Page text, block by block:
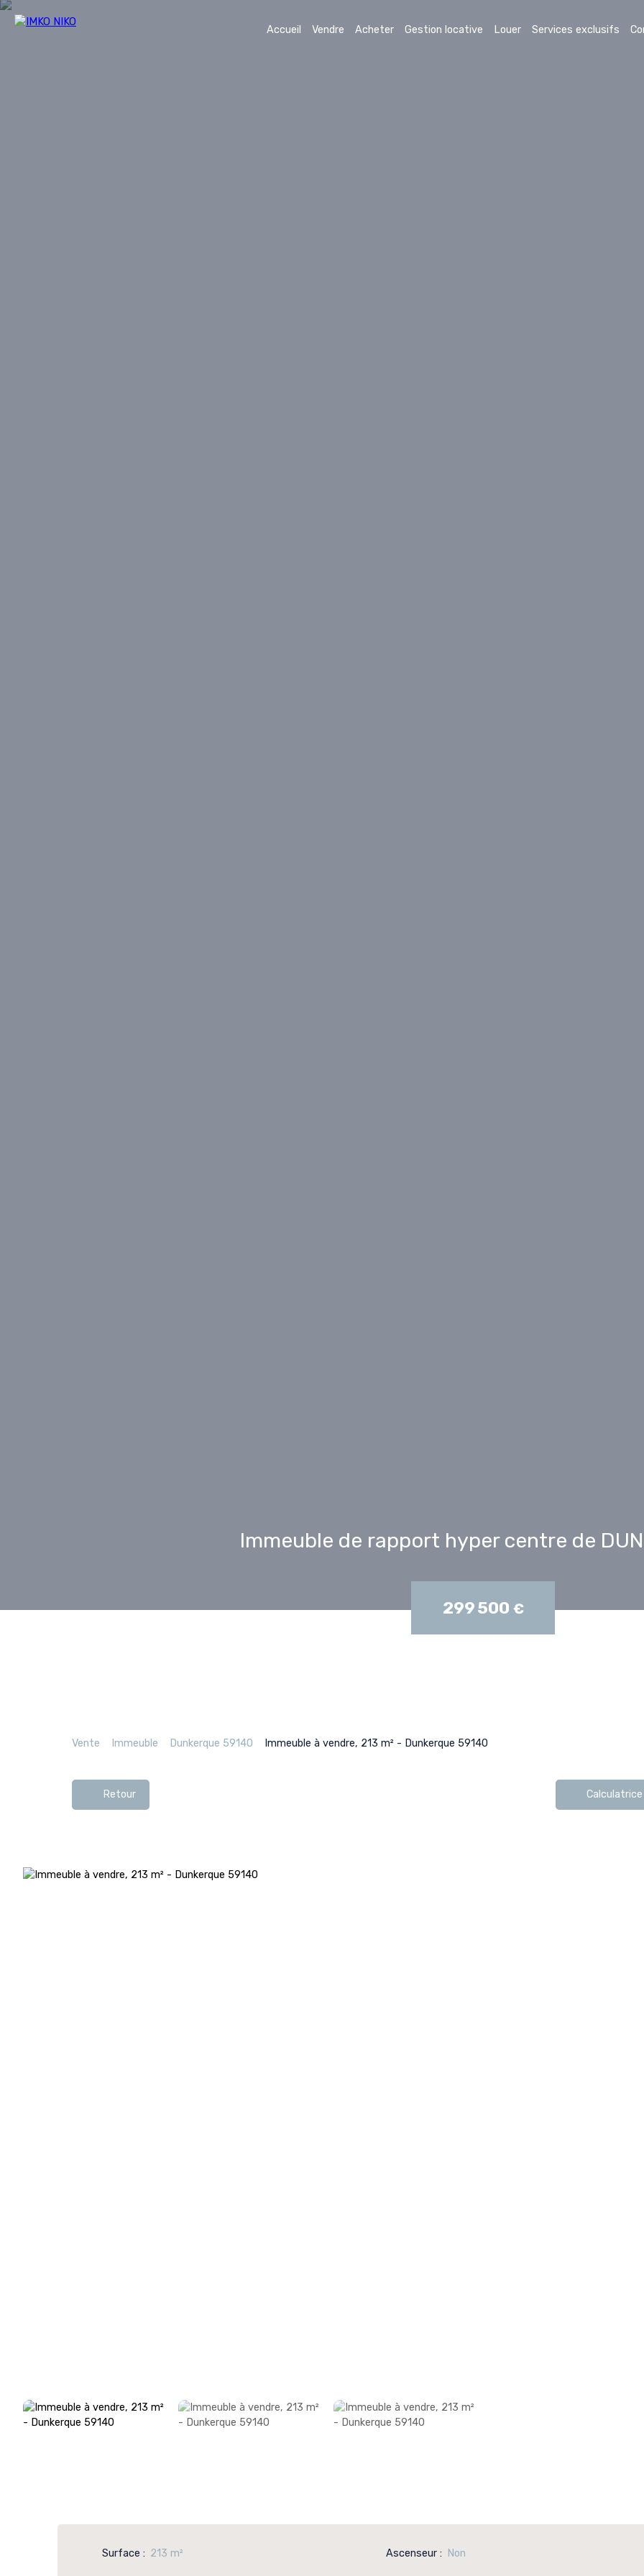
Accueil Vendre Acheter Gestion locative Louer Services exclusifs
Immeuble de rapport hyper centre de
299 500 €
Vente Immeuble Dunkerque 59140 Immeuble à vendre, 213 m² - Dunkerque 59140
Retour Calculatrice
Surface : 213 m² Ascenseur: Non